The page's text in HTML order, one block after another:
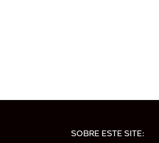
SOBRE ESTE SITE: